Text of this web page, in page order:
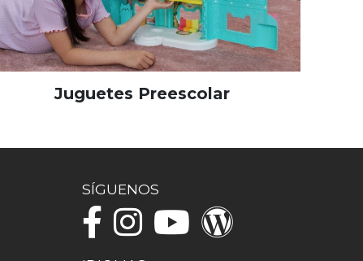
Juguetes Preescolar
SÍGUENOS